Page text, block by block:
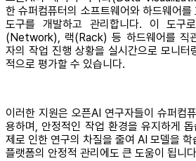
한 슈퍼컴퓨터의 소프트웨어와 하드웨어
도구를 개발하고 관리합니다. 이 도구
(Network), 랙(Rack) 등 하드웨어를 직
자의 작업 진행 상황을 실시간으로 모니터
적으로 평가할 수 있습니다.
이러한 지원은 오픈AI 연구자들이 슈퍼컴
용하며, 안정적인 작업 환경을 유지하게
제로 인한 연구의 차질을 줄여 AI 모델을
플랫폼의 안정적 관리에도 큰 도움이 됩니